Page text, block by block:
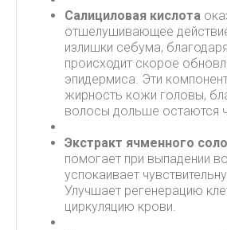
Салициловая кислота
отшелушивающее
излишки себума,
происходит скорое
эпидермиса. Эти
жирность кожи головы,
волосы дольше остаются
Экстракт ячменного
помогает при выпадении
успокаивает
Улучшает регенерацию
циркуляцию крови.